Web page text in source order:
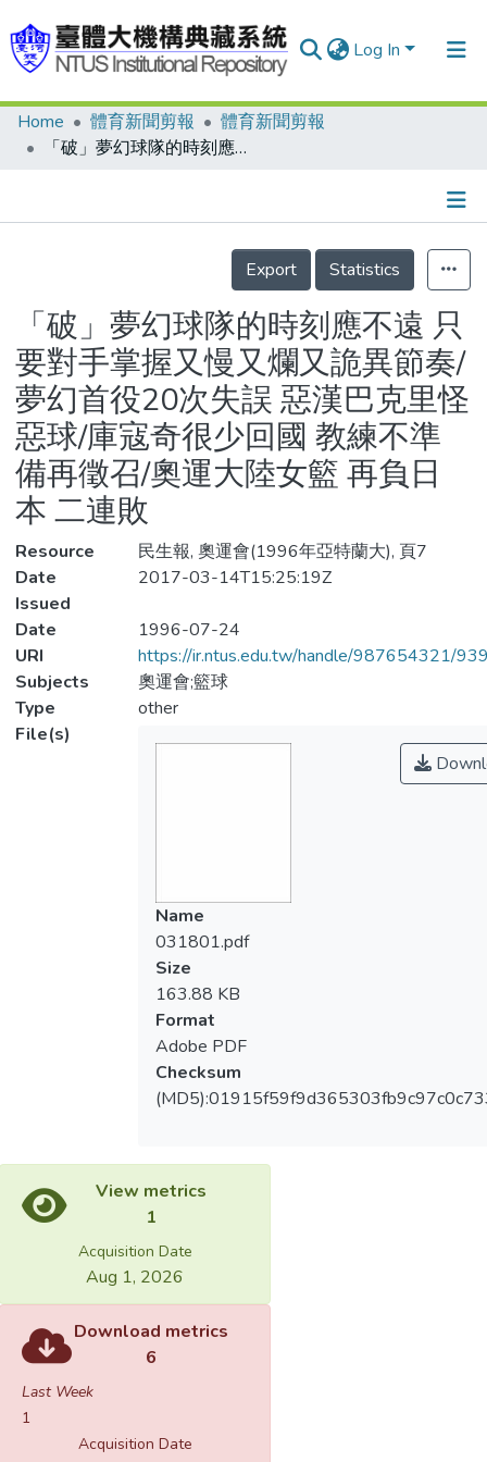
Log In
Communities & Collections
Statistics
Home 體育新聞剪報
體育新聞剪報
「破」夢幻球隊的時刻應不遠 只要對手掌握又慢又爛又詭異節奏/夢幻首役20次失誤 惡漢巴克里怪惡球/庫寇奇很少回國 教練不準備再徵召/奧運大陸女籃 再負日本 二連敗
Details
Export
Statistics
「破」夢幻球隊的時刻應不遠 只
要對手掌握又慢又爛又詭異節奏/
夢幻首役20次失誤 惡漢巴克里怪
惡球/庫寇奇很少回國 教練不準
備再徵召/奧運大陸女籃 再負日
本 二連敗
Resource
民生報, 奧運會(1996年亞特蘭大), 頁7
Date
Issued
2017-03-14T15:25:19Z
Date
1996-07-24
URI
https://ir.ntus.edu.tw/handle/987654321/
Subjects
奧運會;籃球
Type
other
File(s)
Name
031801.pdf
Size
163.88 KB
Format
Adobe PDF
Checksum
View metrics
1
Acquisition Date
Aug 1, 2026
Download metrics
6
Last Week
1
Acquisition Date